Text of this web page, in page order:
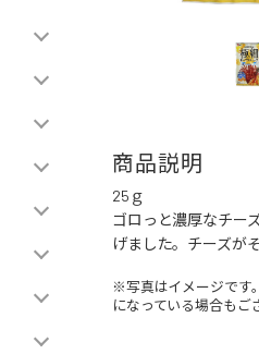
商品説明
25ｇ
ゴロっと濃厚なチー
げました。チーズが
※写真はイメージです
になっている場合もご